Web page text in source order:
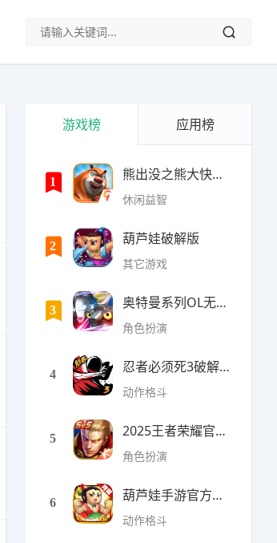
游戏榜 应用榜
1 熊出没之熊大快跑内购破
休闲益智
2 葫芦娃破解版
其它游戏
3 奥特曼系列OL无限光元(9
角色扮演
4 忍者必须死3破解版无限勾
动作格斗
5 2025王者荣耀官方全服版本
角色扮演
6 葫芦娃手游官方最新版
动作格斗